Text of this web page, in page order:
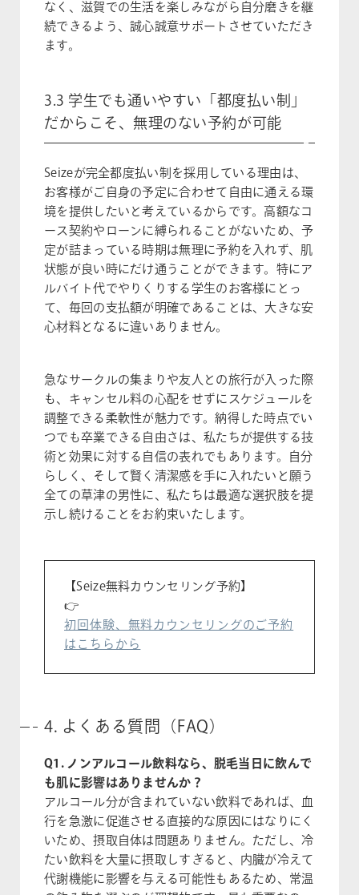
なく、滋賀での生活を楽しみながら自分磨きを継
続できるよう、誠心誠意サポートさせていただき
ます。
3.3 学生でも通いやすい「都度払い制」
だからこそ、無理のない予約が可能
Seizeが完全都度払い制を採用している理由は、
お客様がご自身の予定に合わせて自由に通える環
境を提供したいと考えているからです。高額なコ
ース契約やローンに縛られることがないため、予
定が詰まっている時期は無理に予約を入れず、肌
状態が良い時にだけ通うことができます。特にア
ルバイト代でやりくりする学生のお客様にとっ
て、毎回の支払額が明確であることは、大きな安
心材料となるに違いありません。
急なサークルの集まりや友人との旅行が入った際
も、キャンセル料の心配をせずにスケジュールを
調整できる柔軟性が魅力です。納得した時点でい
つでも卒業できる自由さは、私たちが提供する技
術と効果に対する自信の表れでもあります。自分
らしく、そして賢く清潔感を手に入れたいと願う
全ての草津の男性に、私たちは最適な選択肢を提
示し続けることをお約束いたします。
【Seize無料カウンセリング予約】
👉
初回体験、無料カウンセリングのご予約
はこちらから
4. よくある質問（FAQ）
Q1. ノンアルコール飲料なら、脱毛当日に飲んで
も肌に影響はありませんか？
アルコール分が含まれていない飲料であれば、血
行を急激に促進させる直接的な原因にはなりにく
いため、摂取自体は問題ありません。ただし、冷
たい飲料を大量に摂取しすぎると、内臓が冷えて
代謝機能に影響を与える可能性もあるため、常温